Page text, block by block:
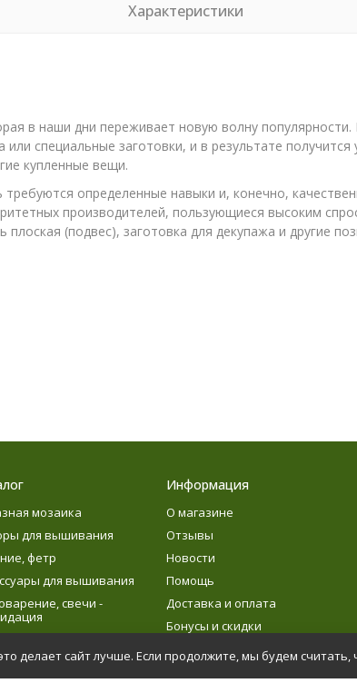
Характеристики
в наши дни переживает новую волну
специальные заготовки, и в результате
купленные вещи.
требуются определенные навыки и, конечно,
производителей, пользующиеся высоким
(подвес), заготовка для декупажа и другие
мозаика
для вышивания
фетр
для вышивания
свечи -
творчество
Информация
О магазине
Отзывы
Новости
Помощь
Доставка и оплата
Бонусы и скидки
делает сайт лучше. Если продолжите, мы будем считать,